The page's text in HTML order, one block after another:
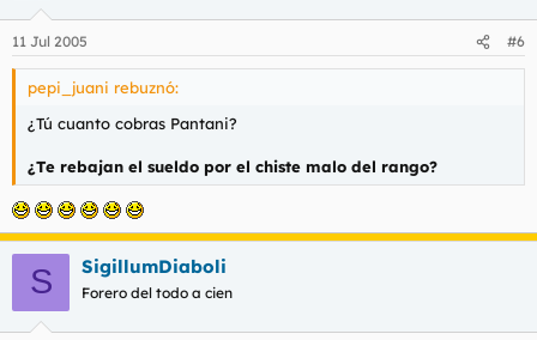
11 Jul 2005 #6
pepi_juani rebuznó:
¿Tú cuanto cobras Pantani?
¿Te rebajan el sueldo por el chiste malo del rango?
S SigillumDiaboli
Forero del todo a cien